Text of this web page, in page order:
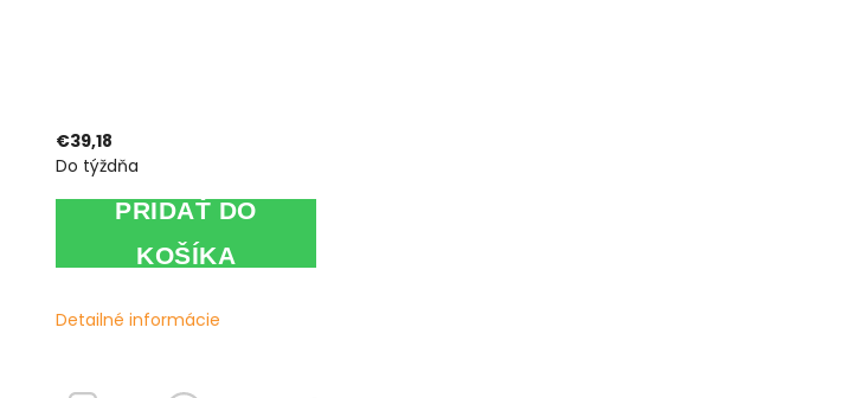
€39,18
Do týždňa
PRIDAŤ DO
KOŠÍKA
Detailné informácie